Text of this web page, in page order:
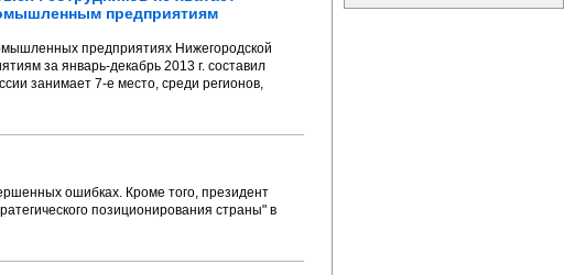
предприятиям
предприятиях Нижегородской
за январь-декабрь 2013 г. составил
занимает 7-е место, среди регионов,
ошибках. Кроме того, президент
позиционирования страны" в